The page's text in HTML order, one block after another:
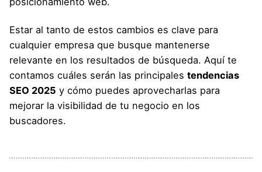
Estar al tanto de estos cambios es clave para
cualquier empresa que busque mantenerse
relevante en los resultados de búsqueda. Aquí te
contamos cuáles serán las principales tendencias
SEO 2025 y cómo puedes aprovecharlas para
mejorar la visibilidad de tu negocio en los
buscadores.